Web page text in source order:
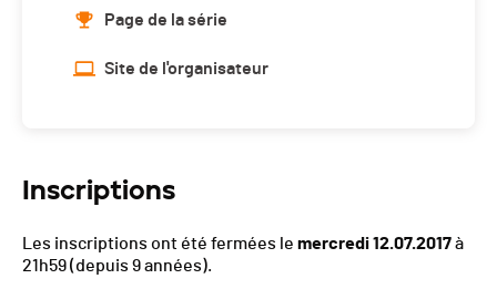
Page de la série
Site de l'organisateur
Inscriptions
Les inscriptions ont été fermées le mercredi 12.07.2017à
21h59(depuis 9 années).